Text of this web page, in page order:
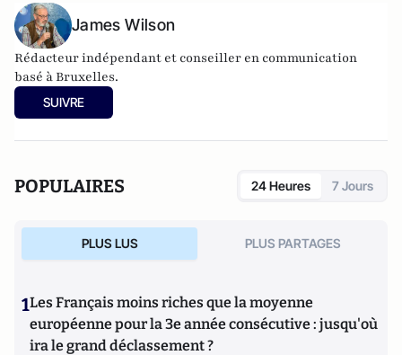
James Wilson
Rédacteur indépendant et conseiller en communication
basé à Bruxelles.
SUIVRE
POPULAIRES 24 Heures 7 Jours
PLUS LUS PLUS PARTAGES
1Les Français moins riches que la moyenne
européenne pour la 3e année consécutive : jusqu'où
ira le grand déclassement ?